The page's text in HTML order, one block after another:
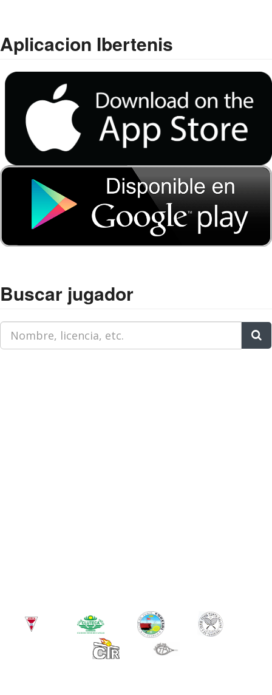
Aplicacion Ibertenis
Buscar jugador